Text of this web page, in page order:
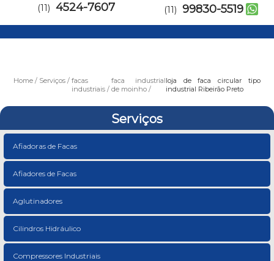
(11) 4524-7607 (11) 99830-5519
Home Serviços
facas
industriais
faca industrial
de moinho
loja de faca circular tipo
industrial Ribeirão Preto
Serviços
Afiadoras de Facas
Afiadores de Facas
Aglutinadores
Cilindros Hidráulico
Compressores Industriais